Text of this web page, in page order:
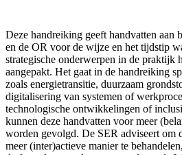
Deze handreiking geeft handvatten aan
en de OR voor de wijze en het tijdstip
strategische onderwerpen in de praktijk
aangepakt. Het gaat in de handreiking
zoals energietransitie, duurzaam
digitalisering van systemen of
technologische ontwikkelingen of
kunnen deze handvatten voor meer
worden gevolgd. De SER adviseert om
meer (inter)actieve manier te